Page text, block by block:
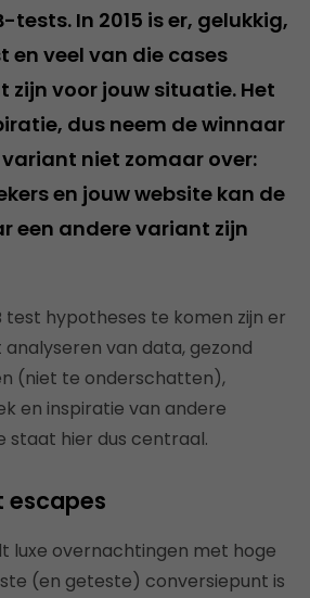
tests. In 2015 is er, gelukkig,
en veel van die cases
zijn voor jouw situatie. Het
dus neem de winnaar
niet zomaar over:
en jouw website kan de
een andere variant zijn
hypotheses te komen zijn er
van data, gezond
(niet te onderschatten),
en inspiratie van andere
staat hier dus centraal.
escapes
luxe overnachtingen met hoge
(en geteste) conversiepunt is